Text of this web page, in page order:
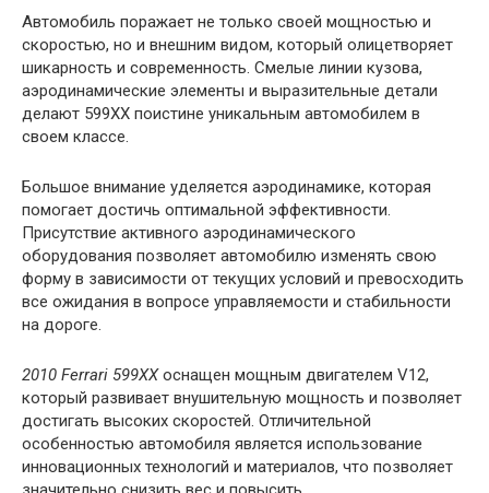
Автомобиль поражает не только своей мощностью и
скоростью, но и внешним видом, который олицетворяет
шикарность и современность. Смелые линии кузова,
аэродинамические элементы и выразительные детали
делают 599XX поистине уникальным автомобилем в
своем классе.
Большое внимание уделяется аэродинамике, которая
помогает достичь оптимальной эффективности.
Присутствие активного аэродинамического
оборудования позволяет автомобилю изменять свою
форму в зависимости от текущих условий и превосходить
все ожидания в вопросе управляемости и стабильности
на дороге.
2010 Ferrari 599XXоснащен мощным двигателем V12,
который развивает внушительную мощность и позволяет
достигать высоких скоростей. Отличительной
особенностью автомобиля является использование
инновационных технологий и материалов, что позволяет